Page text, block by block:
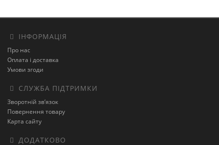
ІНФОРМАЦІЯ
Про нас
Оплата і доставка
Умови згоди
СЛУЖБА ПІДТРИМКИ
Зворотній зв’язок
Повернення товару
Карта сайту
ДОДАТКОВО